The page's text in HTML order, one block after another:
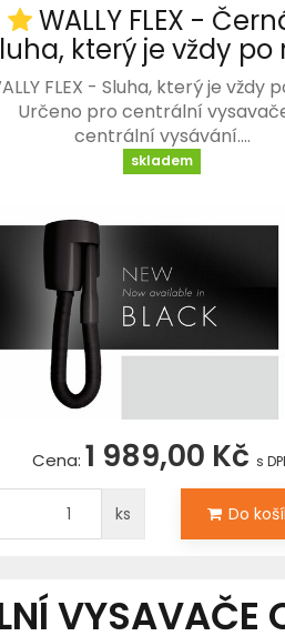
WALLY FLEX -
který je vždy po
FLEX - Sluha, který je vždy
Určeno pro centrální
centrální vysávání.…
skladem
Cena: 1 989,00 Kč s
ks Do
VYSAVAČE